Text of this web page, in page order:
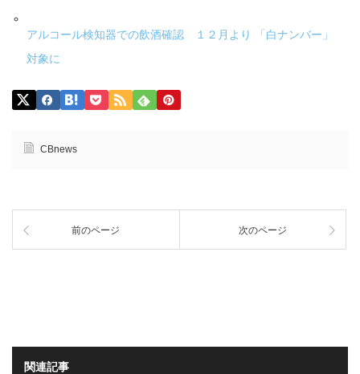
アルコール検知器での飲酒確認 １２月より 「白ナンバー」
対象に
CBnews
前のページ 次のページ
関連記事